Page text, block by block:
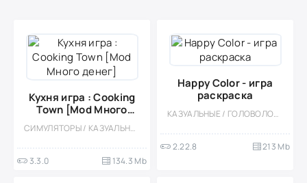
Кухня игра : Cooking
Town [Mod Много
денег]
СИМУЛЯТОРЫ / КАЗУАЛЬНЫЕ / ОДНОПОЛЬЗОВАТЕЛЬСКИЕ / СТИЛИЗАЦИЯ / ОФЛАЙН / МОД / КУЛИНАРНАЯ
3.3.0 134.3 Mb
Happy Color - игра
раскраска
КАЗУАЛЬНЫЕ / ГОЛОВОЛОМКИ / РАЗВЛЕЧЕНИЯ / ОДНОПОЛЬЗОВАТЕЛЬСКИЕ / ОФЛАЙН / ДЛЯ ДЕТЕЙ / СТИЛИЗАЦИЯ / НАСТОЛЬНЫЕ ИГРЫ / МОД / МАЛЕНЬКАЯ
2.22.8 213 Mb